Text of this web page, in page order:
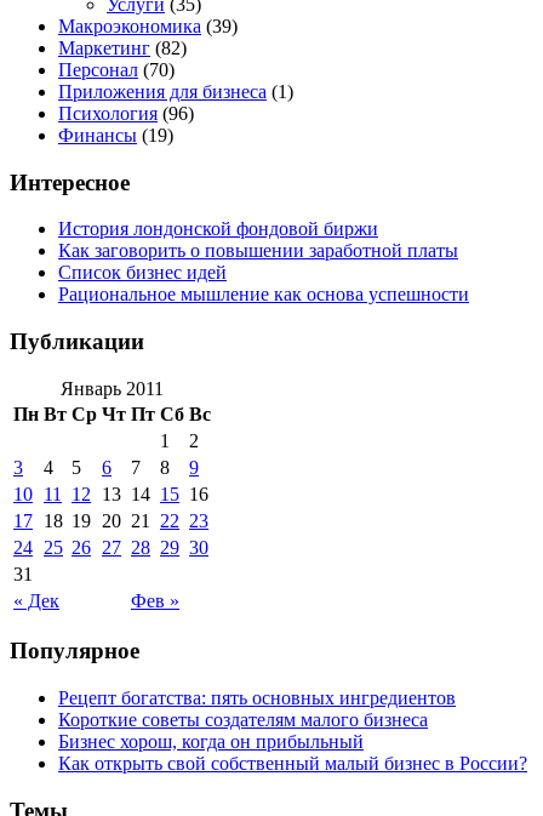
Макроэкономика (39)
Маркетинг (82)
Персонал (70)
Приложения для бизнеса (1)
Психология (96)
Финансы (19)
Интересное
История лондонской фондовой биржи
Как заговорить о повышении заработной платы
Список бизнес идей
Рациональное мышление как основа успешности
Публикации
Январь 2011
Пн Вт Ср Чт Пт Сб Вс
« Дек Фев »
1
2
3
4 5 6 7 8
9
10 11 12 13 14 15 16
17 18 19 20 21 22 23
24 25 26 27 28 29 30
31
Популярное
Рецепт богатства: пять основных ингредиентов
Короткие советы создателям малого бизнеса
Бизнес хорош, когда он прибыльный
Как открыть свой собственный малый бизнес в России?
Темы